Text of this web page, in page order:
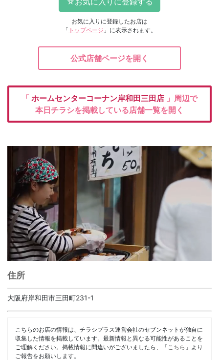
お気に入りに登録したお店は
「 トップページ 」に表示されます。
公式店舗ページを開く
「 ホームセンターコーナン岸和田三田店 」周辺で
本日チラシを掲載している店舗一覧を開く
住所
大阪府岸和田市三田町231-1
こちらのお店の情報は、チラシプラス運営会社のセブンネットが独自に
収集した情報を掲載しています。最新情報と異なる可能性があることを
ご理解ください。掲載情報に間違いがございましたら、「 こちら 」より
ご報告をお願いします。